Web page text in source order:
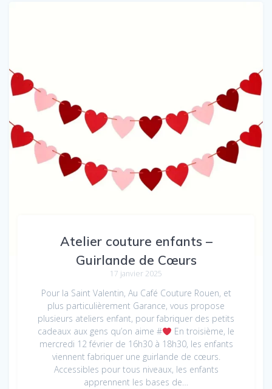
Atelier couture enfants –
Guirlande de Cœurs
17 janvier 2025
Pour la Saint Valentin, Au Café Couture Rouen, et
plus particulièrement Garance, vous propose
plusieurs ateliers enfant, pour fabriquer des petits
cadeaux aux gens qu’on aime #
En troisième, le
mercredi 12 février de 16h30 à 18h30, les enfants
viennent fabriquer une guirlande de cœurs.
Accessibles pour tous niveaux, les enfants
apprennent les bases de…